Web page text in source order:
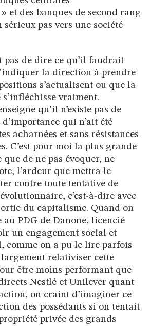
et des banques de second rang
pas vers une société
pas de dire ce qu’il faudrait
la direction à prendre
s’actualisent ou que la
vraiment.
qu’il n’existe pas de
qui n’ait été
acharnées et sans résistances
C’est pour moi la plus grande
de ne pas évoquer, ne
l’ardeur que mettra le
contre toute tentative de
c’est-à-dire avec
du capitalisme. Quand on
PDG de Danone, licencié
un engagement social et
comme on a pu le lire parfois
relativiser cette
être moins performant que
Nestlé et Unilever quant
on craint d’imaginer ce
des possédants si on tentait
privée des grands